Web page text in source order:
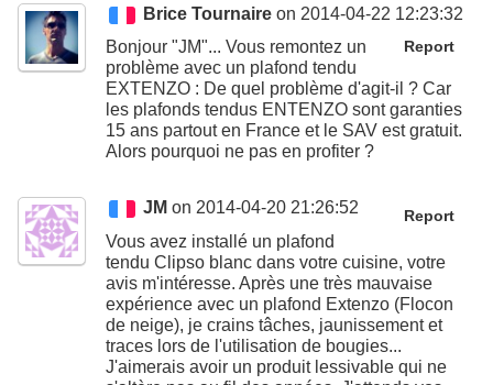
Brice Tournaire on 2014-04-22 12:23:32
Report
Bonjour "JM"... Vous remontez un
problème avec un plafond tendu
EXTENZO : De quel problème d'agit-il ? Car
les plafonds tendus ENTENZO sont garanties
15 ans partout en France et le SAV est gratuit.
Alors pourquoi ne pas en profiter ?
JM on 2014-04-20 21:26:52 Report
Vous avez installé un plafond
tendu Clipso blanc dans votre cuisine, votre
avis m'intéresse. Après une très mauvaise
expérience avec un plafond Extenzo (Flocon
de neige), je crains tâches, jaunissement et
traces lors de l'utilisation de bougies...
J'aimerais avoir un produit lessivable qui ne